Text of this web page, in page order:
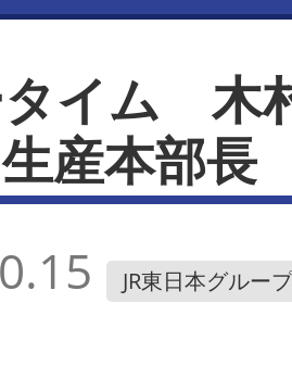
タイム 木
産本部長
JR東日本グループ